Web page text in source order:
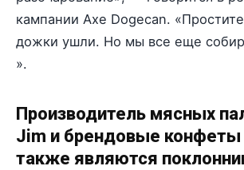
кампании Axe Dogecan.
дожки ушли. Но мы все еще
».
Производитель мясных
Jim и брендовые конфеты
также являются